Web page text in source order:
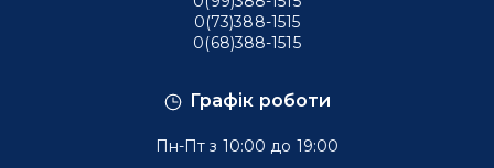
Графік роботи
Пн-Пт з 10:00 до 19:00
0(73)388-1515
0(68)388-1515